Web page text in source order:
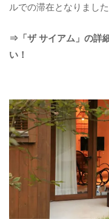
ルでの滞在となりまし
⇒「ザ サイアム」の詳
い！